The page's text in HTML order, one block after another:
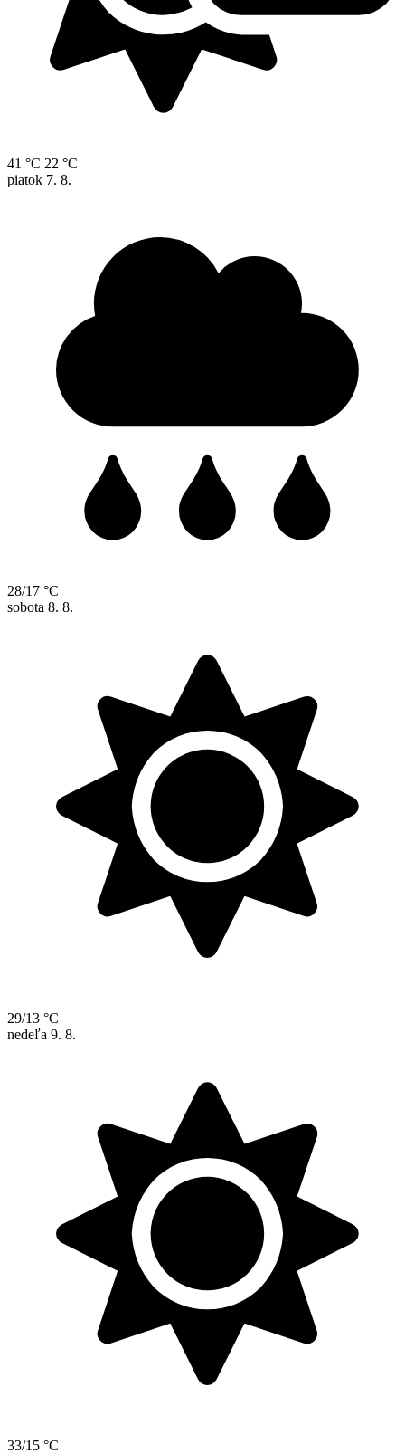
41 °C 22 °C
piatok 7. 8.
28/17 °C
sobota 8. 8.
29/13 °C
nedeľa 9. 8.
33/15 °C